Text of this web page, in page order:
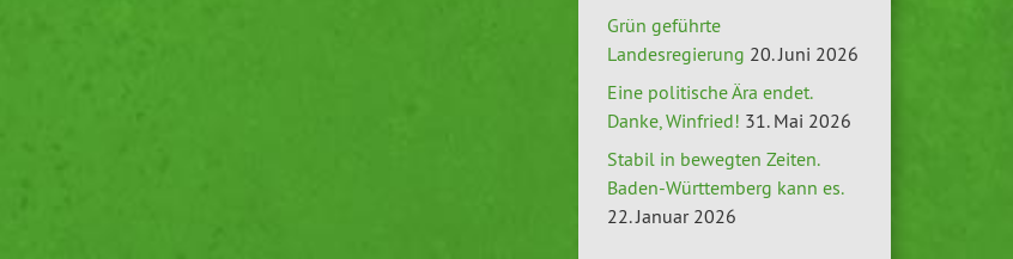
Grün geführte
Landesregierung 20. Juni 2026
Eine politische Ära endet.
Danke, Winfried! 31. Mai 2026
Stabil in bewegten Zeiten.
Baden-Württemberg kann es.
22. Januar 2026